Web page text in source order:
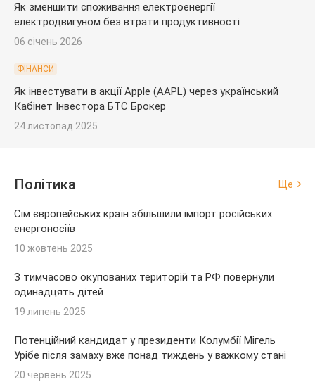
Як зменшити споживання електроенергії
електродвигуном без втрати продуктивності
06 січень 2026
ФІНАНСИ
Як інвестувати в акції Apple (AAPL) через український
Кабінет Інвестора БТС Брокер
24 листопад 2025
Політика Ще
Сім європейських країн збільшили імпорт російських
енергоносіїв
10 жовтень 2025
З тимчасово окупованих територій та РФ повернули
одинадцять дітей
19 липень 2025
Потенційний кандидат у президенти Колумбії Мігель
Урібе після замаху вже понад тиждень у важкому стані
20 червень 2025